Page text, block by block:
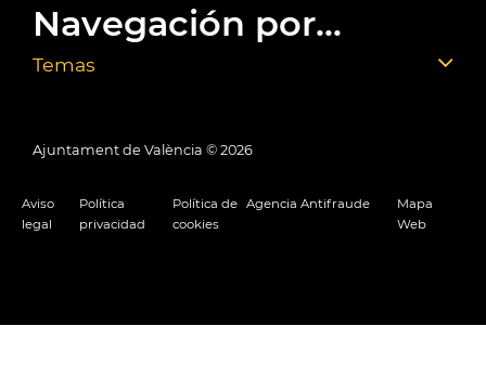
Navegación por...
Temas
Ajuntament de València © 2026
Aviso
legal
Política
privacidad
Política de
cookies
Agencia Antifraude
Mapa
Web